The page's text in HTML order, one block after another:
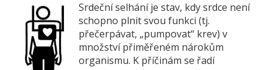
Srdeční selhání je stav, kdy srdce není
schopno plnit svou funkci (tj.
přečerpávat, „pumpovat“ krev) v
množství přiměřeném nárokům
organismu. K příčinám se řadí